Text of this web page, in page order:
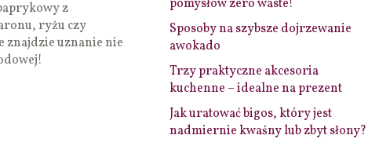
z
ryżu czy
znajdzie uznanie nie
pomysłów zero waste!
Sposoby na szybsze dojrzewanie
awokado
Trzy praktyczne akcesoria
kuchenne – idealne na prezent
Jak uratować bigos, który jest
nadmiernie kwaśny lub zbyt słony?